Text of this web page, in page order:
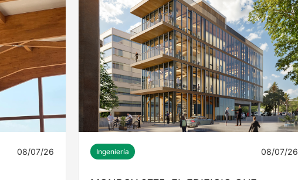
08/07/26 Ingeniería 08/07/26